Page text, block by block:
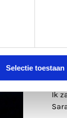
Selectie toestaan
18
Ik